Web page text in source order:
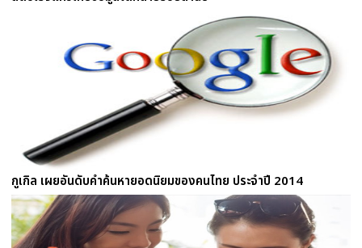
กูเกิล เผยอันดับคำค้นหายอดนิยมของคนไทย ประจำปี 2014